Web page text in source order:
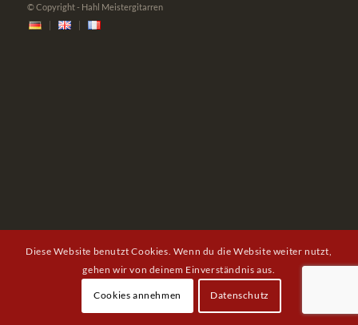
© Copyright - Hahl Meistergitarren
Diese Website benutzt Cookies. Wenn du die Website weiter nutzt,
gehen wir von deinem Einverständnis aus.
Cookies annehmen Datenschutz